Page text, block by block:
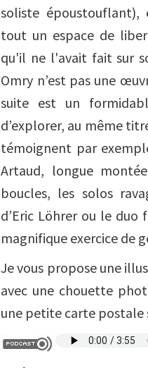
soliste
tout un espace de
qu'il ne l'avait fait sur
Omry n’est pas une
suite est un
d’explorer, au même
témoignent par
Artaud, longue
boucles, les solos
d’Eric Löhrer ou le duo
magnifique exercice de
Je vous propose une
avec une chouette
une petite carte postale